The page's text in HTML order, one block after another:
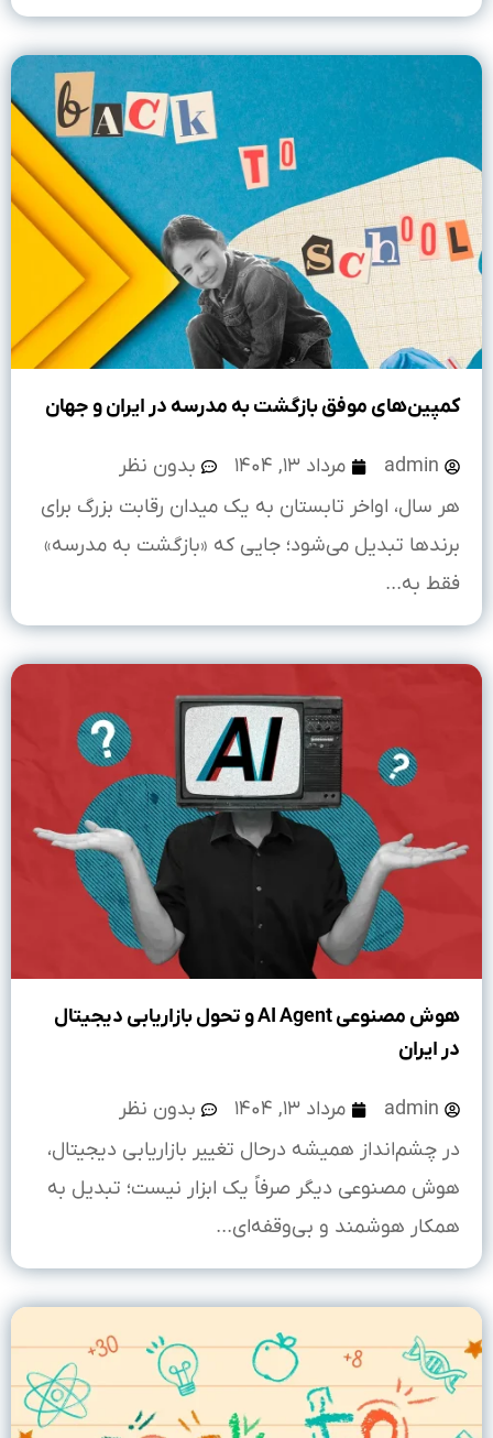
کمپین‌های موفق بازگشت به مدرسه در ایران و جهان
admin مرداد ۱۳, ۱۴۰۴
بدون نظر
هر سال، اواخر تابستان به یک میدان رقابت بزرگ برای
برندها تبدیل می‌شود؛ جایی که «بازگشت به مدرسه»
فقط به...
هوش مصنوعی AI Agent و تحول بازاریابی دیجیتال
در ایران
admin مرداد ۱۳, ۱۴۰۴
بدون نظر
در چشم‌انداز همیشه ‌درحال ‌تغییر بازاریابی دیجیتال،
هوش مصنوعی دیگر صرفاً یک ابزار نیست؛ تبدیل به
همکار هوشمند و بی‌وقفه‌ای...